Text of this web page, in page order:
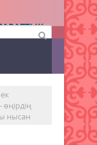
нысан